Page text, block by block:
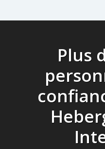
Plus